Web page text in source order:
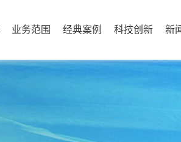
业务范围 经典案例 科技创新 新